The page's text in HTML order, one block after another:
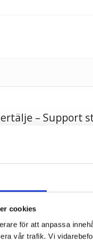
cookies
för att anpassa
vår trafik. Vi
–